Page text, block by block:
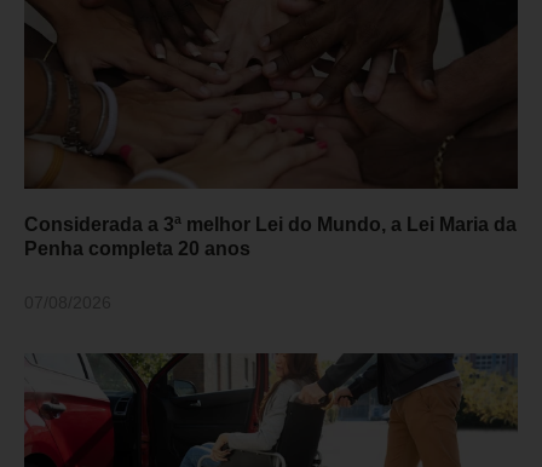
Considerada a 3ª melhor Lei do Mundo, a Lei Maria da
Penha completa 20 anos